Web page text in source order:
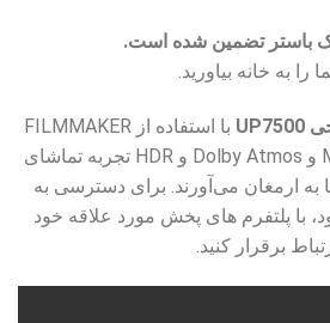
باستر تضمین شده است.
را به خانه بیاورید.
با استفاده از FILMMAKER
MODE، Dolby Vision IQ و Dolby Atmos و HDR تجربه تماشای
به ارمغان می‌آورند. برای دسترسی به
با پلتفرم های پخش مورد علاقه خود
برقرار کنید.